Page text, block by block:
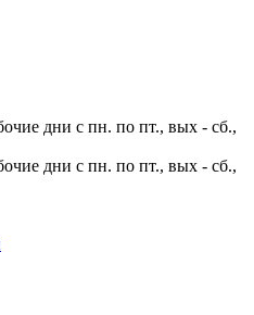
дни с пн. по пт., вых - сб.,
дни с пн. по пт., вых - сб.,